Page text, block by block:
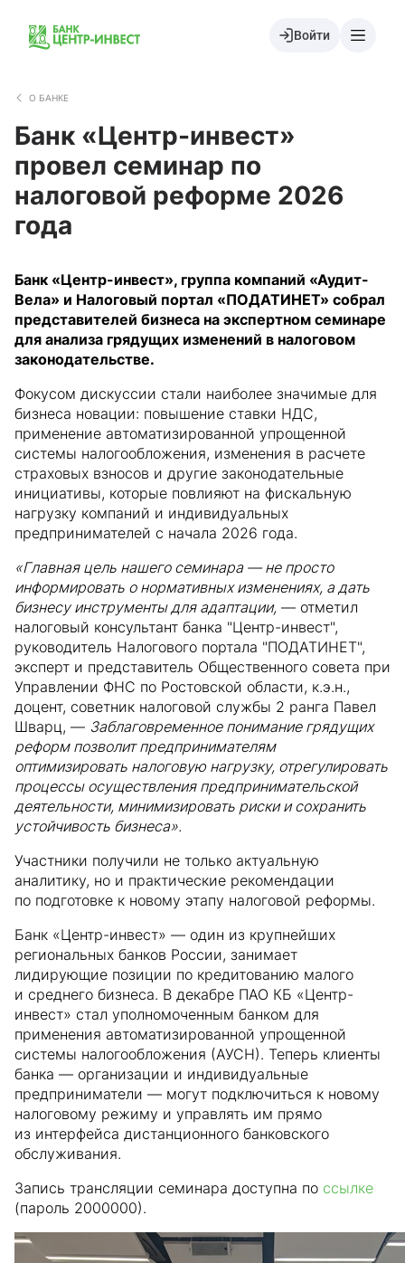
Войти
О БАНКЕ
Банк «Центр-инвест»
провел семинар по
налоговой реформе 2026
года
Банк «Центр-инвест», группа компаний «Аудит-
Вела» и Налоговый портал «ПОДАТИНЕТ» собрал
представителей бизнеса на экспертном семинаре
для анализа грядущих изменений в налоговом
законодательстве.
Фокусом дискуссии стали наиболее значимые для
бизнеса новации: повышение ставки НДС,
применение автоматизированной упрощенной
системы налогообложения, изменения в расчете
страховых взносов и другие законодательные
инициативы, которые повлияют на фискальную
нагрузку компаний и индивидуальных
предпринимателей с начала 2026 года.
«Главная цель нашего семинара — не просто
информировать о нормативных изменениях, а дать
бизнесу инструменты для адаптации, — отметил
налоговый консультант банка "Центр-инвест",
руководитель Налогового портала "ПОДАТИНЕТ",
эксперт и представитель Общественного совета при
Управлении ФНС по Ростовской области, к.э.н.,
доцент, советник налоговой службы 2 ранга Павел
Шварц, — Заблаговременное понимание грядущих
реформ позволит предпринимателям
оптимизировать налоговую нагрузку, отрегулировать
процессы осуществления предпринимательской
деятельности, минимизировать риски и сохранить
устойчивость бизнеса».
Участники получили не только актуальную
аналитику, но и практические рекомендации
по подготовке к новому этапу налоговой реформы.
Банк «Центр-инвест» — один из крупнейших
региональных банков России, занимает
лидирующие позиции по кредитованию малого
и среднего бизнеса. В декабре ПАО КБ «Центр-
инвест» стал уполномоченным банком для
применения автоматизированной упрощенной
системы налогообложения (АУСН). Теперь клиенты
банка — организации и индивидуальные
предприниматели — могут подключиться к новому
налоговому режиму и управлять им прямо
из интерфейса дистанционного банковского
обслуживания.
Запись трансляции семинара доступна по ссылке
(пароль 2000000).